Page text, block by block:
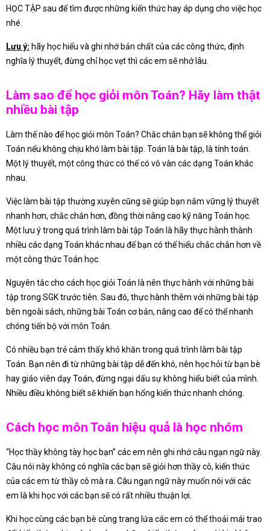
HỌC TẬP sau để tìm được những kiến thức hay áp dụng cho việc học
nhé.
Lưu ý: hãy học hiểu và ghi nhớ bản chất của các công thức, định
nghĩa lý thuyết, đừng chỉ học vẹt thì các em sẽ nhớ lâu.
Làm sao để học giỏi môn Toán? Hãy làm thật
nhiều bài tập
Làm thế nào để học giỏi môn Toán? Chắc chắn bạn sẽ không thể giỏi
Toán nếu không chịu khó làm bài tập. Toán là bài tập, là tính toán.
Một lý thuyết, một công thức có thể có vô vàn các dạng Toán khác
nhau.
Việc làm bài tập thường xuyên cũng sẽ giúp bạn nắm vững lý thuyết
nhanh hơn, chắc chắn hơn, đồng thời nâng cao kỹ năng Toán học.
Một lưu ý trong quá trình làm bài tập Toán là hãy thực hành thành
nhiều các dạng Toán khác nhau để bạn có thể hiểu chắc chắn hơn về
một công thức Toán học.
Nguyên tắc cho cách học giỏi Toán là nên thực hành với những bài
tập trong SGK trước tiên. Sau đó, thực hành thêm với những bài tập
bên ngoài sách, những bài Toán cơ bản, nâng cao để có thể nhanh
chóng tiến bộ với môn Toán.
Có nhiều bạn trẻ cảm thấy khó khăn trong quá trình làm bài tập
Toán. Bạn nên đi từ những bài tập dễ đến khó, nên học hỏi từ bạn bè
hay giáo viên dạy Toán, đừng ngại dấu sự không hiểu biết của mình.
Nhiều điều không biết sẽ khiến bạn hổng kiến thức nhanh chóng.
Cách học môn Toán hiệu quả là học nhóm
“Học thầy không tày học bạn” các em nên ghi nhớ câu ngạn ngữ này.
Câu nói này không có nghĩa các bạn sẽ giỏi hơn thầy cô, kiến thức
của các em từ thầy cô mà ra. Câu ngạn ngữ này muốn nói với các
em là khi học với các bạn sẽ có rất nhiều thuận lợi.
Khi học cùng các bạn bè cùng trang lứa các em có thể thoải mái trao